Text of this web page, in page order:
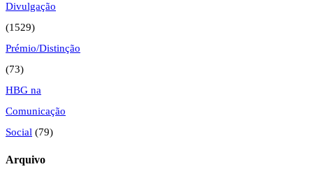
Divulgação
(1529)
Prémio/Distinção
(73)
HBG na
Comunicação
Social (79)
Arquivo